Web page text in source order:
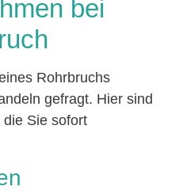
bei
Rohrbruchs
gefragt. Hier sind
Sie sofort